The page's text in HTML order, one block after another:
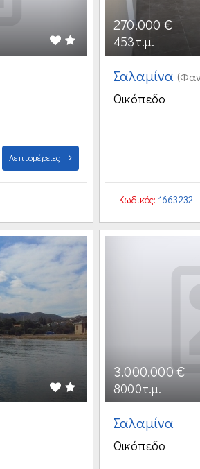
Λεπτομέρειες
270.000 €
453τ.μ.
Σαλαμίνα
Οικόπεδο
Κωδικός: 1663232
3.000.000 €
8000τ.μ.
Σαλαμίνα
Οικόπεδο